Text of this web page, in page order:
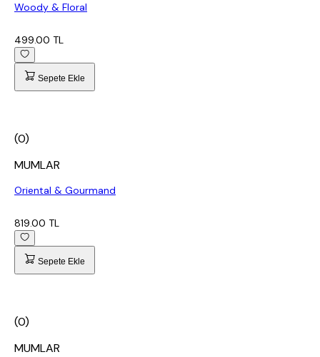
Woody & Floral
499.00 TL
Sepete Ekle
(0)
MUMLAR
Oriental & Gourmand
819.00 TL
Sepete Ekle
(0)
MUMLAR